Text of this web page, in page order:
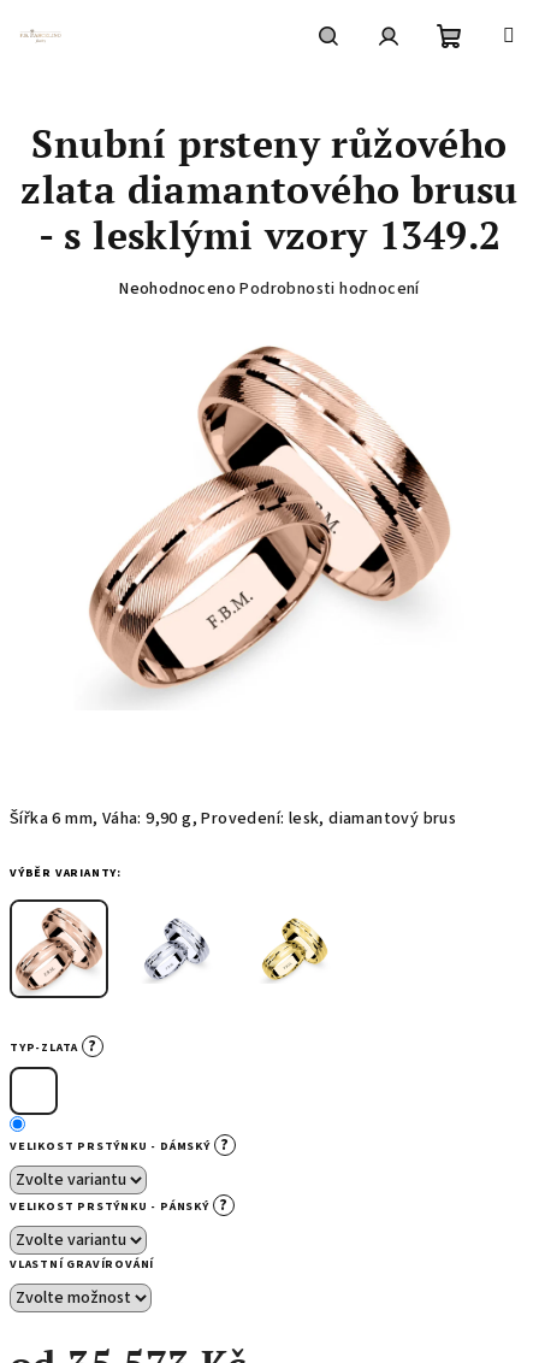
košík
Šířka 6 mm, Váha: 9,90 g, Provedení: lesk, diamantový brus
VÝBĚR VARIANTY:
TYP-ZLATA ?
VELIKOST PRSTÝNKU - DÁMSKÝ ?
VELIKOST PRSTÝNKU - PÁNSKÝ ?
VLASTNÍ GRAVÍROVÁNÍ
Snubní prsteny růžového
zlata diamantového brusu
- s lesklými vzory 1349.2
Průměrné
Neohodnoceno Podrobnosti hodnocení